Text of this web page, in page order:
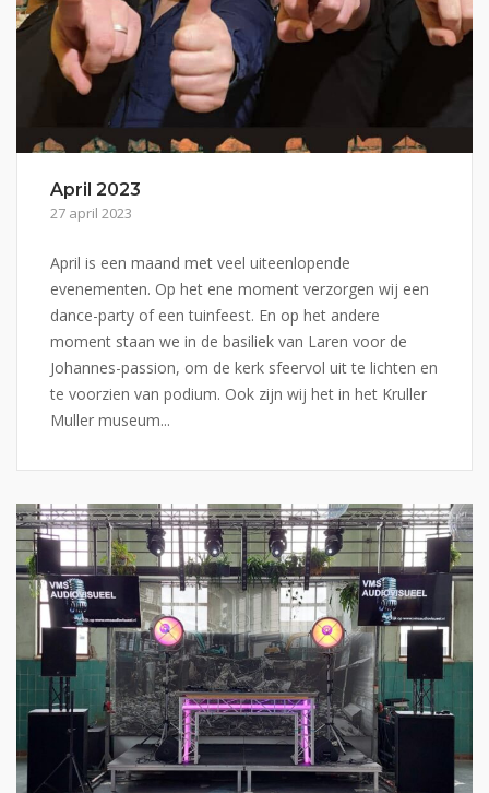
April 2023
27 april 2023
April is een maand met veel uiteenlopende
evenementen. Op het ene moment verzorgen wij een
dance-party of een tuinfeest. En op het andere
moment staan we in de basiliek van Laren voor de
Johannes-passion, om de kerk sfeervol uit te lichten en
te voorzien van podium. Ook zijn wij het in het Kruller
Muller museum...